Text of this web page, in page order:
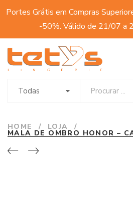
Portes Grátis em Compras
-50%. Válido de 21/07 a
Todas
HOME / LOJA /
MALA DE OMBRO HONOR –